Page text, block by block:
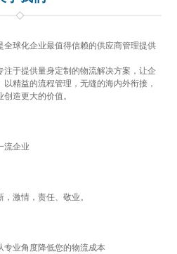
全球化企业最值得信赖的供应商管理提供
注于提供量身定制的物流解决方案，让企
精益的流程管理，无缝的海内外衔接，
造更大的价值。
流企业
激情，责任、敬业。
专业角度降低您的物流成本